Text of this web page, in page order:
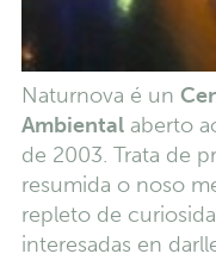
Naturnova é un
Ambientalaberto
de 2003. Trata de
resumida o noso
repleto de
interesadas en